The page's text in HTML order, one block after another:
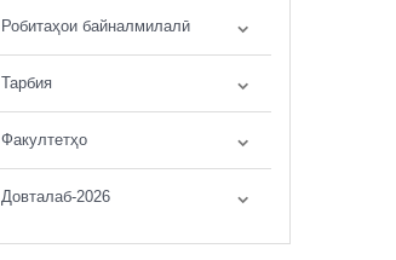
Робитаҳои байналмилалӣ
Тарбия
Факултетҳо
Довталаб-2026